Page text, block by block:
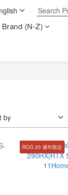
Brand (N-Z)
by
ROG 20 週年限定